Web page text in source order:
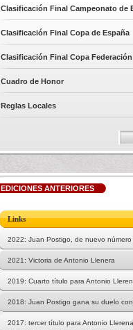
Clasificación Final Campeonato de
Clasificación Final Copa de España
Clasificación Final Copa Federación
Cuadro de Honor
Reglas Locales
EDICIONES ANTERIORES
Links
2022: Juan Postigo, de nuevo número
2021: Victoria de Antonio Llenera
2019: Cuarto título para Antonio
2018: Juan Postigo gana su duelo
2017: tercer título para Antonio Llerena